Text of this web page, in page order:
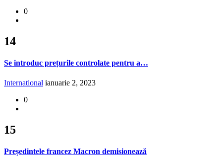
0
14
Se introduc prețurile controlate pentru a…
International ianuarie 2, 2023
0
15
Președintele francez Macron demisionează